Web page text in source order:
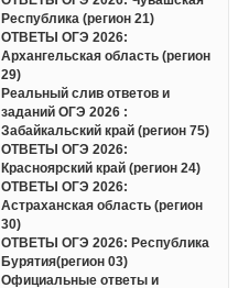
Республика (регион 21)
ОТВЕТЫ ОГЭ 2026:
Архангельская область (регион
29)
Реальный слив ответов и
заданий ОГЭ 2026 :
Забайкальский край (регион 75)
ОТВЕТЫ ОГЭ 2026:
Красноярский край (регион 24)
ОТВЕТЫ ОГЭ 2026:
Астраханская область (регион
30)
ОТВЕТЫ ОГЭ 2026: Республика
Бурятия(регион 03)
Официальные ответы и